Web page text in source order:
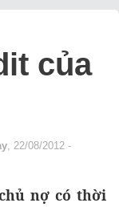
của
, 22/08/2012 -
nợ có thời